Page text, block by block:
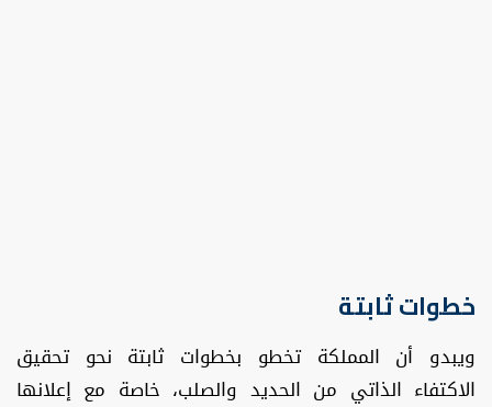
خطوات ثابتة
ويبدو أن المملكة تخطو بخطوات ثابتة نحو تحقيق
الاكتفاء الذاتي من الحديد والصلب، خاصة مع إعلانها